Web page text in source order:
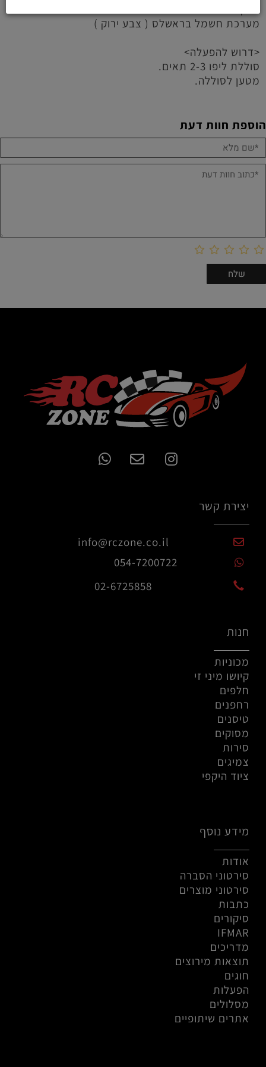
מערכת חשמל בראשלס ( צבע ירוק )
<דרוש להפעלה>
סוללת ליפו 2-3 תאים.
מטען לסוללה.
הוספת חוות דעת
יצירת קשר
info@rczone.co.il
054-7200722
02-6725858
חנות
מכוניות
קיושו מיני זי
חלפים
רחפנים
טיסנים
מסוקים
סירות
צמיגים
ציוד היקפי
מידע נוסף
אודות
סירטוני הסברה
סירטוני מוצרים
כתבות
סיקורים
IFMAR
מדריכים
תוצאות מירוצים
חוגים
הפעלות
מסלולים
אתרים שיתופיים